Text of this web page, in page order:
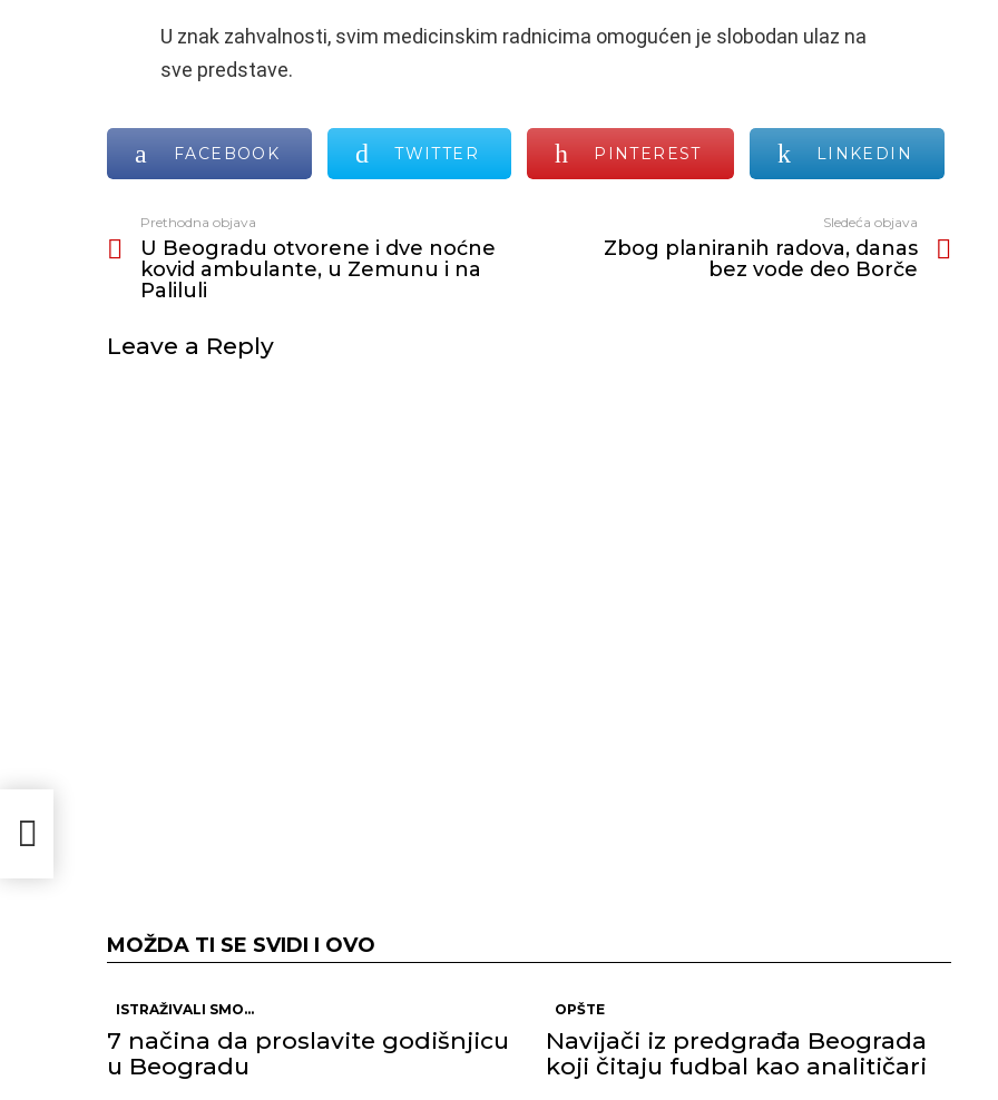
U znak zahvalnosti, svim medicinskim radnicima omogućen je slobodan ulaz na
sve predstave.
FACEBOOK TWITTER PINTEREST LINKEDIN
još
Prethodna objava
U Beogradu otvorene i dve noćne
kovid ambulante, u Zemunu i na
Paliluli
Sledeća objava
Zbog planiranih radova, danas
bez vode deo Borče
Leave a Reply
MOŽDA TI SE SVIDI I OVO
ISTRAŽIVALI SMO...
7 načina da proslavite godišnjicu
u Beogradu
OPŠTE
Navijači iz predgrađa Beograda
koji čitaju fudbal kao analitičari